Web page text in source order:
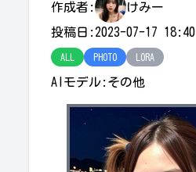
作成者:
けみー
投稿日:2023-07-17 18:40
ALL PHOTO LORA
AIモデル:その他